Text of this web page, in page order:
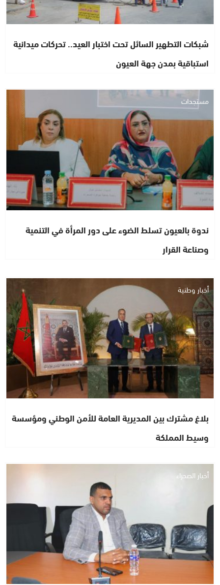
شبكات التطهير السائل تحت اختبار العيد.. تحركات ميدانية
استباقية بمدن جهة العيون
مستجدات
ندوة بالعيون تسلط الضوء على دور المرأة في التنمية
وصناعة القرار
أخبار وطنية
بلاغ مشترك بين المديرية العامة للأمن الوطني ومؤسسة
وسيط المملكة
أخبار الصحراء